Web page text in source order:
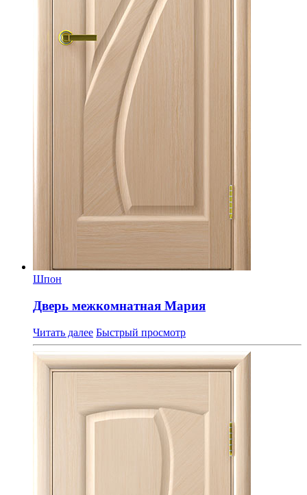
Шпон
Дверь межкомнатная Мария
Читать далее Быстрый просмотр